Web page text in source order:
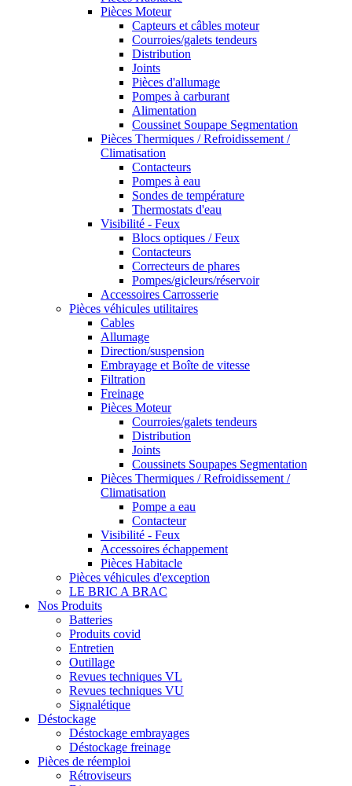
Pièces Moteur
Capteurs et câbles moteur
Courroies/galets tendeurs
Distribution
Joints
Pièces d'allumage
Pompes à carburant
Alimentation
Coussinet Soupape Segmentation
Pièces Thermiques / Refroidissement /
Climatisation
Contacteurs
Pompes à eau
Sondes de température
Thermostats d'eau
Visibilité - Feux
Blocs optiques / Feux
Contacteurs
Correcteurs de phares
Pompes/gicleurs/réservoir
Accessoires Carrosserie
Pièces véhicules utilitaires
Cables
Allumage
Direction/suspension
Embrayage et Boîte de vitesse
Filtration
Freinage
Pièces Moteur
Courroies/galets tendeurs
Distribution
Joints
Coussinets Soupapes Segmentation
Pièces Thermiques / Refroidissement /
Climatisation
Pompe a eau
Contacteur
Visibilité - Feux
Accessoires échappement
Pièces Habitacle
Pièces véhicules d'exception
LE BRIC A BRAC
Nos Produits
Batteries
Produits covid
Entretien
Outillage
Revues techniques VL
Revues techniques VU
Signalétique
Déstockage
Déstockage embrayages
Déstockage freinage
Pièces de réemploi
Rétroviseurs